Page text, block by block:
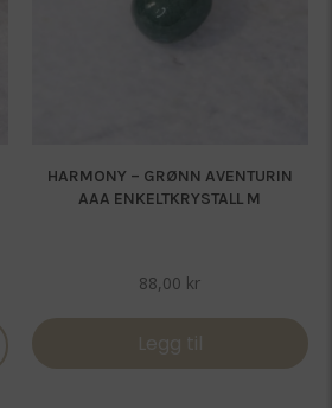
HARMONY – GRØNN AVENTURIN
AAA ENKELTKRYSTALL M
88,00 kr
Legg til